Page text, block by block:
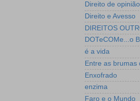
Direito de opinião
Direito e Avesso
DIREITOS
DOTeCOMe...o
é a vida
Entre as brumas
Enxofrado
enzima
Faro e o Mundo